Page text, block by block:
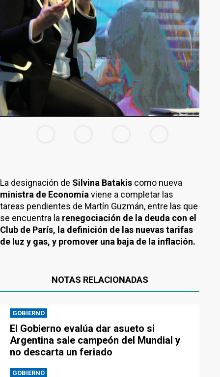
La designación de Silvina Batakis como nueva
ministra de Economía viene a completar las
tareas pendientes de Martín Guzmán, entre las que
se encuentra la renegociación de la deuda con el
Club de París, la definición de las nuevas tarifas
de luz y gas, y promover una baja de la inflación.
NOTAS RELACIONADAS
GOBIERNO
El Gobierno evalúa dar asueto si
Argentina sale campeón del Mundial y
no descarta un feriado
GOBIERNO